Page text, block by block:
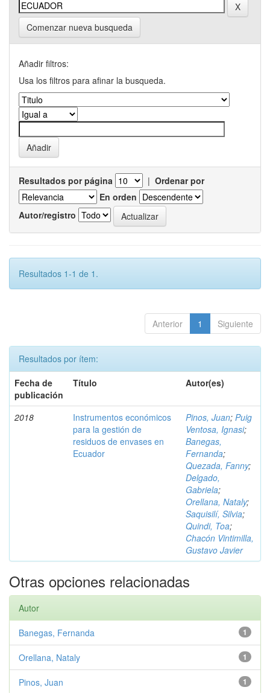
Comenzar nueva busqueda
Añadir filtros:
Usa los filtros para afinar la busqueda.
Resultados por página | Ordenar por
En orden
Autor/registro
Resultados 1-1 de 1.
Anterior 1 Siguiente
Resultados por ítem:
Fecha de
publicación
Título Autor(es)
2018
Instrumentos económicos
para la gestión de
residuos de envases en
Ecuador
Pinos, Juan; Puig
Ventosa, Ignasi;
Banegas,
Fernanda;
Quezada, Fanny;
Delgado,
Gabriela;
Orellana, Nataly;
Saquisilí, Silvia;
Quindi, Toa;
Chacón Vintimilla,
Gustavo Javier
Otras opciones relacionadas
Autor
1
Banegas, Fernanda
1
Orellana, Nataly
1
Pinos, Juan